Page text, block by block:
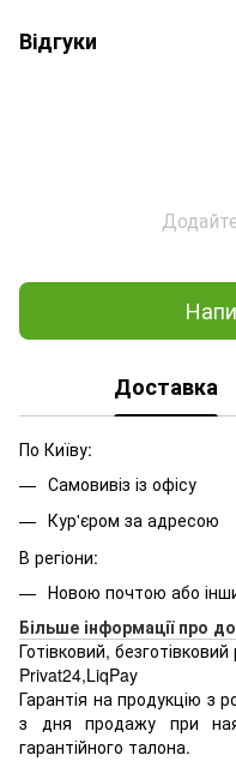
Відгуки
Доставка
По Київу:
Самовивіз із офісу
Кур'єром за адресою
В регіони:
Новою почтою або
Більше інформації про
Готівковий,
Privat24,LiqPay
Гарантія на продукцію з
з дня продажу при
гарантійного талона.